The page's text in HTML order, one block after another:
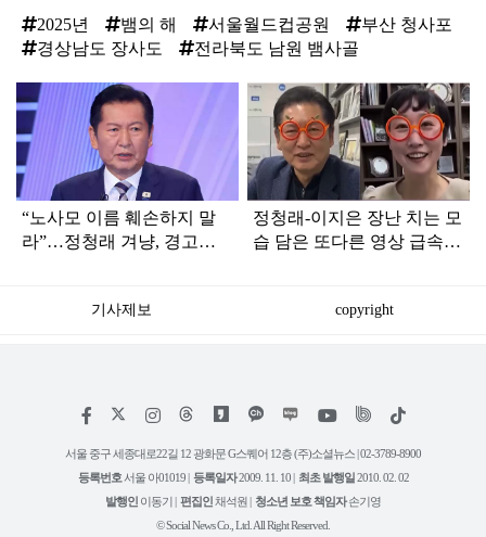
2025년 뱀의 해 서울월드컵공원
부산 청사포
경상남도 장사도
전라북도 남원 뱀사골
탑
라
인
“노사모 이름 훼손하지 말
라”…정청래 겨냥, 경고장
정청래-이지은 장난 치는 모
습 담은 또다른 영상 급속
기사제보 copyright
페
스
인
타
램
위
트
유
튜
틱
서울 중구 세종대로22길 12 광화문 G스퀘어 12층 (주)소셜뉴스 | 02-3789-8900
등록번호 서울 아01019 | 등록일자2009. 11. 10 | 최초 발행일2010. 02. 02
발행인 이동기 | 편집인채석원 | 청소년 보호 책임자손기영
© Social News Co., Ltd. All Right Reserved.